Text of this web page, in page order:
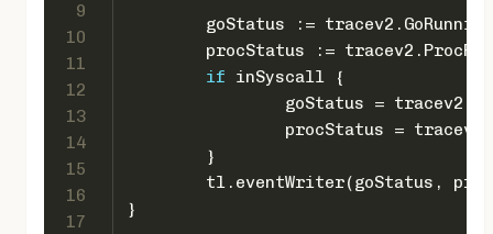
9
10
11
12
13
14
15
16
17
	goStatus := tracev2.GoRunning
procStatus :=
if inSyscall {
goStatus =
procStatus =
	}
tl.eventWriter(goStatus,
}